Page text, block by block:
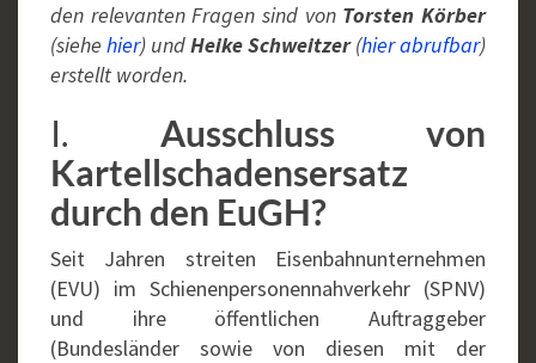
den relevanten Fragen sind von Torsten Körber
(siehe hier) undHeike Schweitzer(hier abrufbar)
erstellt worden.
I. Ausschluss von
Kartellschadensersatz
durch den EuGH?
Seit Jahren streiten Eisenbahnunternehmen
(EVU) im Schienenpersonennahverkehr (SPNV)
und ihre öffentlichen Auftraggeber
(Bundesländer sowie von diesen mit der